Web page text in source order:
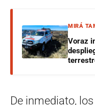
MIRÁ
Voraz
De inmediato,